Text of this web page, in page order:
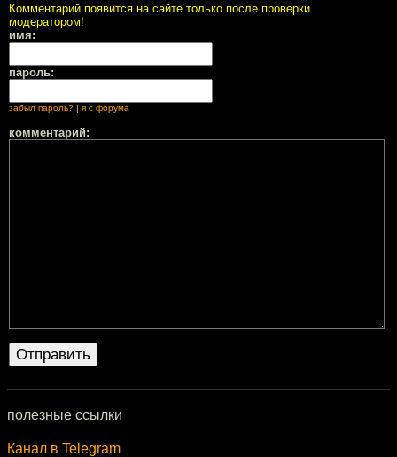
Комментарий появится на сайте только после проверки
модератором!
имя:
пароль:
забыл пароль? | я с форума
комментарий:
полезные ссылки
Канал в Telegram